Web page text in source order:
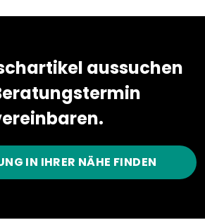
aussuchen
IN IHRER NÄHE FINDEN